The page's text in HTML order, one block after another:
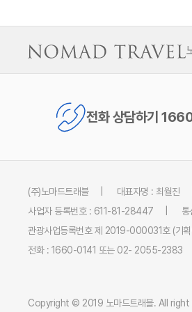
전화 상담하기
(주)노마드트래블 대표자명 : 최월진
사업자 등록번호 : 611-81-28447
관광사업등록번호 제 2019-000031호 (기획
전화 : 1660-0141 또는 02- 2055-2383
Copyright © 2019 노마드트래블. All